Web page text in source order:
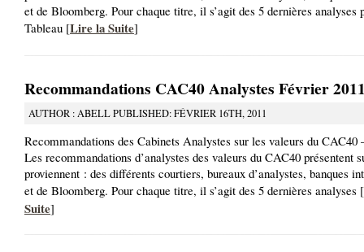
et de Bloomberg. Pour chaque titre, il s’agit des 5 dernières analyses
Tableau [Lire la Suite]
Recommandations CAC40 Analystes Février
AUTHOR : ABELL PUBLISHED: FÉVRIER 16TH, 2011
Recommandations des Cabinets Analystes sur les valeurs du CAC40
Les recommandations d’analystes des valeurs du CAC40 présentent
proviennent : des différents courtiers, bureaux d’analystes, banques
et de Bloomberg. Pour chaque titre, il s’agit des 5 dernières analyses [
Suite]